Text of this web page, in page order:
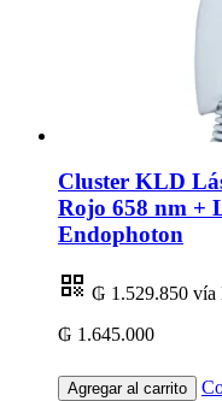
Cluster KLD
Rojo 658 nm +
Endophoton
₲ 1.529.850 vía
₲ 1.645.000
Agregar al carrito